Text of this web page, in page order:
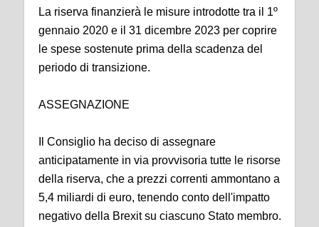
La riserva finanzierà le misure introdotte tra il 1º
gennaio 2020 e il 31 dicembre 2023 per coprire
le spese sostenute prima della scadenza del
periodo di transizione.
ASSEGNAZIONE
Il Consiglio ha deciso di assegnare
anticipatamente in via provvisoria tutte le risorse
della riserva, che a prezzi correnti ammontano a
5,4 miliardi di euro, tenendo conto dell'impatto
negativo della Brexit su ciascuno Stato membro.